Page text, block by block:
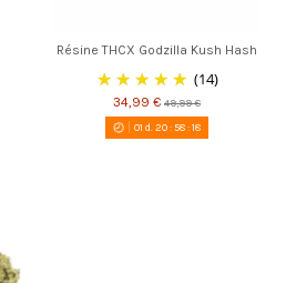
Résine THCX Godzilla Kush Hash
(14)
34,99 € 49,99 €
01 d. 20:58:17